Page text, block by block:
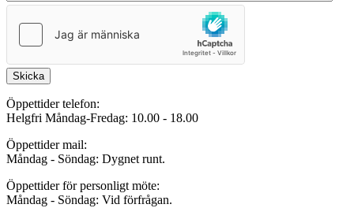
Skicka
Öppettider telefon:
Helgfri Måndag-Fredag: 10.00 - 18.00
Öppettider mail:
Måndag - Söndag: Dygnet runt.
Öppettider för personligt möte:
Måndag - Söndag: Vid förfrågan.